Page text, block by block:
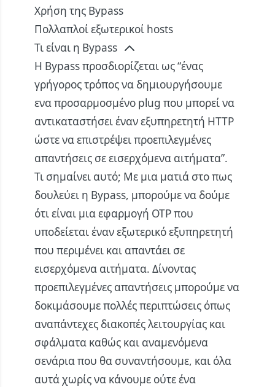
Χρήση της Bypass
Πολλαπλοί εξωτερικοί hosts
Τι είναι η Bypass
Η Bypassπροσδιορίζεται ως “ένας
γρήγορος τρόπος να δημιουργήσουμε
ενα προσαρμοσμένο plug που μπορεί να
αντικαταστήσει έναν εξυπηρετητή HTTP
ώστε να επιστρέψει προεπιλεγμένες
απαντήσεις σε εισερχόμενα αιτήματα”.
Τι σημαίνει αυτό; Με μια ματιά στο πως
δουλεύει η Bypass, μπορούμε να δούμε
ότι είναι μια εφαρμογή OTP που
υποδείεται έναν εξωτερικό εξυπηρετητή
που περιμένει και απαντάει σε
εισερχόμενα αιτήματα. Δίνοντας
προεπιλεγμένες απαντήσεις μπορούμε να
δοκιμάσουμε πολλές περιπτώσεις όπως
αναπάντεχες διακοπές λειτουργίας και
σφάλματα καθώς και αναμενόμενα
σενάρια που θα συναντήσουμε, και όλα
αυτά χωρίς να κάνουμε ούτε ένα